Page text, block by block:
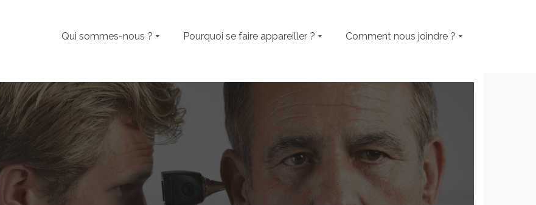
Qui sommes-nous ? Pourquoi se faire appareiller ? Comment nous joindre ?